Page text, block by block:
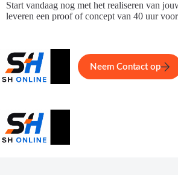
Ga
naar
Start vandaag nog met het realiseren van
leveren een proof of concept van 40 uur
Home Service
Neem Contact op